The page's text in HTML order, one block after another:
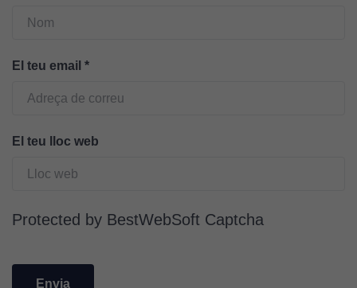
El teu email *
El teu lloc web
Protected by BestWebSoft Captcha
són
opcionals.